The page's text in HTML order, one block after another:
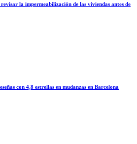
la impermeabilización de las viviendas antes de
con 4,8 estrellas en mudanzas en Barcelona